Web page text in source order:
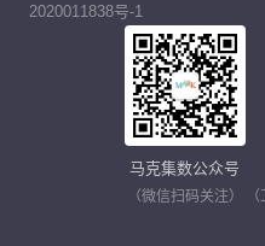
2020011838号-1
马克集数公众号
（微信扫码关注）